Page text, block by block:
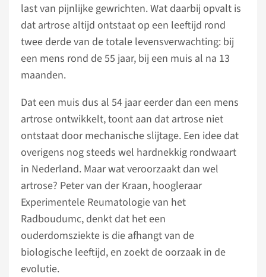
last van pijnlijke gewrichten. Wat daarbij opvalt is
dat artrose altijd ontstaat op een leeftijd rond
twee derde van de totale levensverwachting: bij
een mens rond de 55 jaar, bij een muis al na 13
maanden.
Dat een muis dus al 54 jaar eerder dan een mens
artrose ontwikkelt, toont aan dat artrose niet
ontstaat door mechanische slijtage. Een idee dat
overigens nog steeds wel hardnekkig rondwaart
in Nederland. Maar wat veroorzaakt dan wel
artrose? Peter van der Kraan, hoogleraar
Experimentele Reumatologie van het
Radboudumc, denkt dat het een
ouderdomsziekte is die afhangt van de
biologische leeftijd, en zoekt de oorzaak in de
evolutie.